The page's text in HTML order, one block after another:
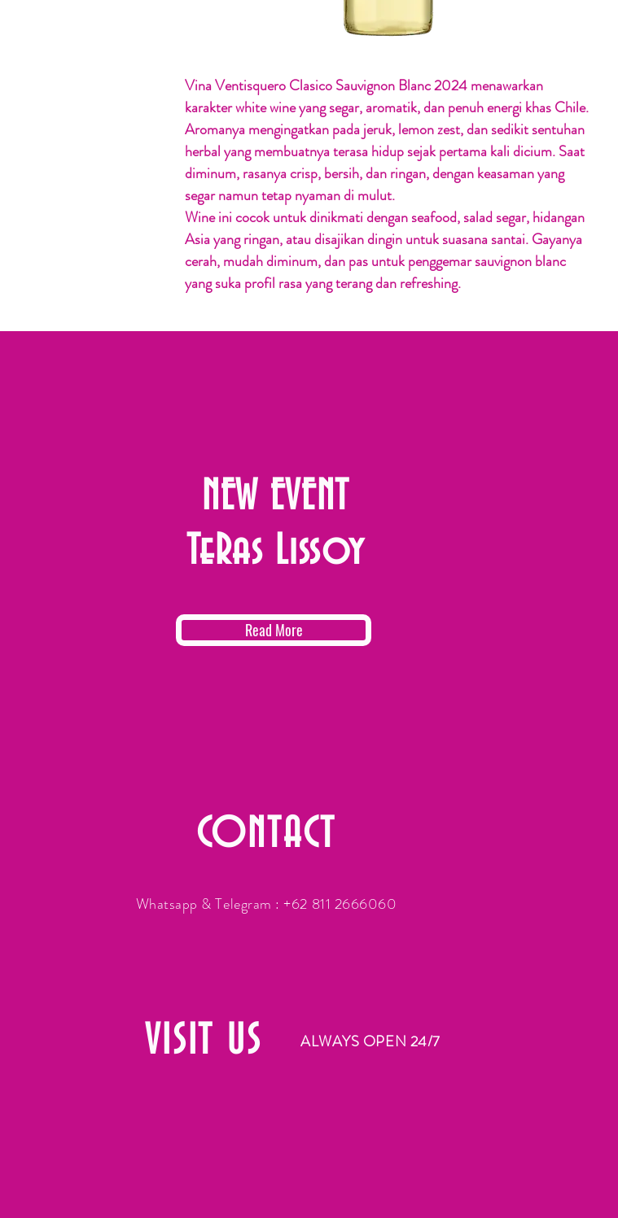
Vina Ventisquero Clasico Sauvignon Blanc 2024 menawarkan
karakter white wine yang segar, aromatik, dan penuh energi khas Chile.
Aromanya mengingatkan pada jeruk, lemon zest, dan sedikit sentuhan
herbal yang membuatnya terasa hidup sejak pertama kali dicium. Saat
diminum, rasanya crisp, bersih, dan ringan, dengan keasaman yang
segar namun tetap nyaman di mulut.
Wine ini cocok untuk dinikmati dengan seafood, salad segar, hidangan
Asia yang ringan, atau disajikan dingin untuk suasana santai. Gayanya
cerah, mudah diminum, dan pas untuk penggemar sauvignon blanc
yang suka profil rasa yang terang dan refreshing.
NEW EVENT
TeRas Lissoy
Read More
CONTACT
Whatsapp & Telegram : +62 811 2666060
VISIT US ALWAYS OPEN 24/7